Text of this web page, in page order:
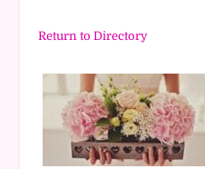
Return to Directory